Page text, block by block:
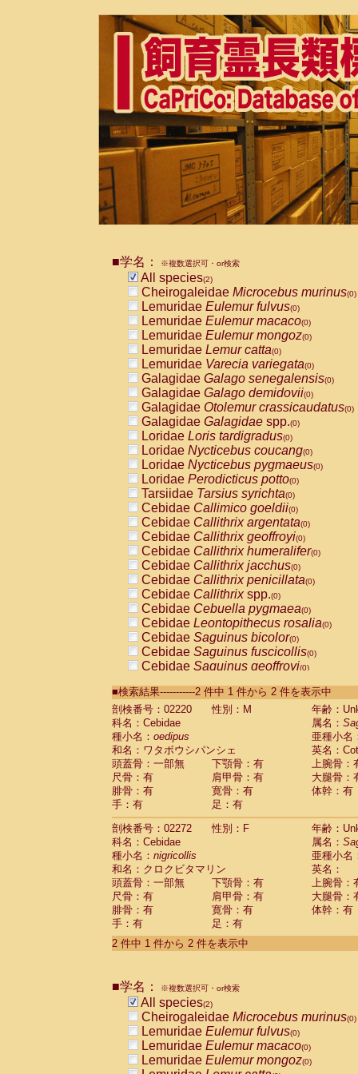
■学名： ※複数選択可・or検索
All species(2)
Cheirogaleidae Microcebus murinus(0)
Lemuridae Eulemur fulvus(0)
Lemuridae Eulemur macaco(0)
Lemuridae Eulemur mongoz(0)
Lemuridae Lemur catta(0)
Lemuridae Varecia variegata(0)
Galagidae Galago senegalensis(0)
Galagidae Galago demidovii(0)
Galagidae Otolemur crassicaudatus(0)
Galagidae Galagidae spp.(0)
Loridae Loris tardigradus(0)
Loridae Nycticebus coucang(0)
Loridae Nycticebus pygmaeus(0)
Loridae Perodicticus potto(0)
Tarsiidae Tarsius syrichta(0)
Cebidae Callimico goeldii(0)
Cebidae Callithrix argentata(0)
Cebidae Callithrix geoffroyi(0)
Cebidae Callithrix humeralifer(0)
Cebidae Callithrix jacchus(0)
Cebidae Callithrix penicillata(0)
Cebidae Callithrixspp.(0)
Cebidae Cebuella pygmaea(0)
Cebidae Leontopithecus rosalia(0)
Cebidae Saguinus bicolor(0)
Cebidae Saguinus fuscicollis(0)
Cebidae Saguinus geoffroyi(0)
CebidaeSaguinus labiatus(0)
Cebidae Saguinus leucopus (0)
Cebidae
Cebidae
CebidaeSaguinus nigricollis (1)
Cebidae Saguinus oedipus
Cebidae Saguinus weddelli
Cebidae Saguinusspp.
Cebidae Aotus trivirgatus
Cebidae Cebus albifrons
Cebidae
CebidaeCebus capucinus
CebidaeCebus nigrivittatus
Cebidae Cebusspp.(0)
Cebidae Saimiri boliviensis
Cebidae Saimiri sciureus
Atelidae Alouatta caraya
AtelidaeAlouatta fusca
AtelidaeAlouatta seniculus
AtelidaeAteles belzebuth
AtelidaeAteles geoffroyi
AtelidaeAteles paniscus(0)
AtelidaeAtelesspp. (0)
AtelidaeLagothrix lagothricha
AtelidaeLagothrix lagothricha cana
PitheciidaeCacajao calvus
■検索結果-----------2 件中 1 件から 2 件を表示中
剖検番号：02220
性別：M
年齢：
科名：Cebidae
属名：
種小名： oedipus
亜種小名
和名：ワタボウシパンシェ
英名：
頭蓋骨：一部無
下顎骨：有
上腕骨：
尺骨：有
肩甲骨：有
大腿骨：
腓骨：有
寛骨：有
体幹：有
手：有
足：有
剖検番号：02272
性別：F
年齢：
科名：Cebidae
属名：
種小名： nigricollis
亜種小名
和名：クロクビタマリン
英名：
頭蓋骨：一部無
下顎骨：有
上腕骨：
尺骨：有
肩甲骨：有
大腿骨：
腓骨：有
寛骨：有
体幹：有
手：有
足：有
2 件中 1 件から 2 件を表示中
■学名： ※複数選択可・or検索
All species(2)
Cheirogaleidae Microcebus murinus(0)
Lemuridae Eulemur fulvus(0)
Lemuridae Eulemur macaco(0)
Lemuridae Eulemur mongoz(0)